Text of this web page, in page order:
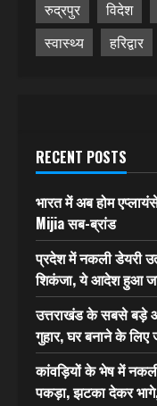
रुद्रपुर
विदेश
स्वास्थ्य
हरिद्वार
RECENT POSTS
भारत में अब होम
Mijia सब-ब्रांड
प्रदेश में नकली डेयरी
शिकंजा, ये आदेश हुआ
उत्तराखंड के सबसे बड़े
गुहार, घर बनाने के लिए
कांवड़ियों के भेष में
पकड़ा, झटका देकर